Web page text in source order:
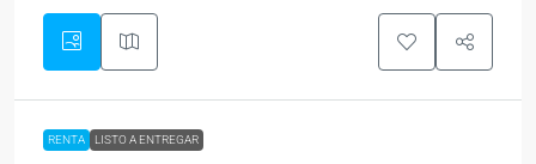
RENTA LISTO A ENTREGAR